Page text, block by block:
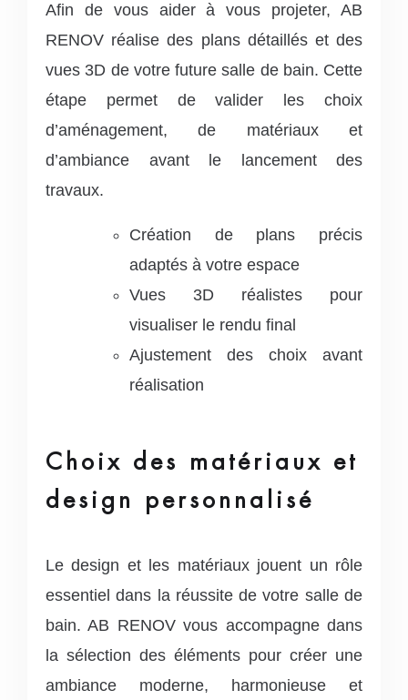
Afin de vous aider à vous projeter, AB
RENOV réalise des plans détaillés et des
vues 3D de votre future salle de bain. Cette
étape permet de valider les choix
d’aménagement, de matériaux et
d’ambiance avant le lancement des
travaux.
Création de plans précis
adaptés à votre espace
Vues 3D réalistes pour
visualiser le rendu final
Ajustement des choix avant
réalisation
Choix des matériaux et
design personnalisé
Le design et les matériaux jouent un rôle
essentiel dans la réussite de votre salle de
bain. AB RENOV vous accompagne dans
la sélection des éléments pour créer une
ambiance moderne, harmonieuse et